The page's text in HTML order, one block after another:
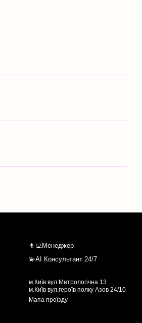
👨‍💻Менеджер
💫AI Консультант 24/7
м.Київ вул.Метрологічна 13
м.Київ вул.героїв полку Азов 24/10
Мапа проїзду